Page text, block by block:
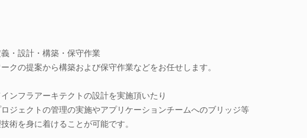
・設計・構築・保守作業
クの提案から構築および保守作業などをお任せします。
ンフラアーキテクトの設計を実施頂いたり
ジェクトの管理の実施やアプリケーションチームへのブリッジ等
術を身に着けることが可能です。